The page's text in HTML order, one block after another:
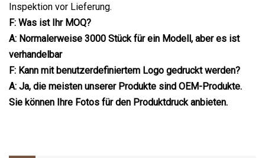
Inspektion vor Lieferung.
F: Was ist Ihr MOQ?
A: Normalerweise 3000 Stück für ein Modell, aber es ist
verhandelbar
F: Kann mit benutzerdefiniertem Logo gedruckt werden?
A: Ja, die meisten unserer Produkte sind OEM-Produkte.
Sie können Ihre Fotos für den Produktdruck anbieten.